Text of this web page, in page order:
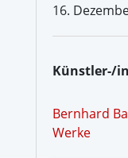
16.
Künstler-/
Bernhard
Werke